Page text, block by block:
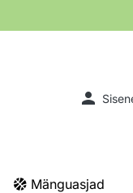

Mänguasjad